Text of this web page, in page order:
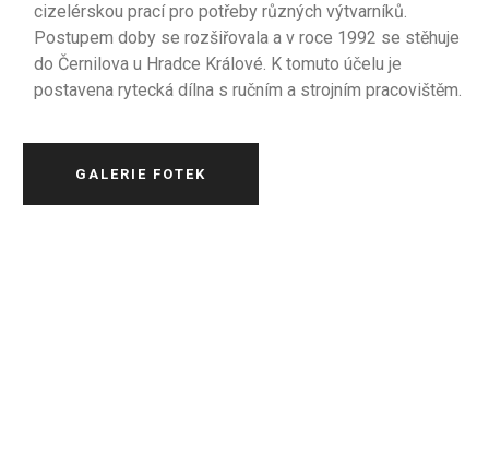
cizelérskou prací pro potřeby různých výtvarníků.
Postupem doby se rozšiřovala a v roce 1992 se stěhuje
do Černilova u Hradce Králové. K tomuto účelu je
postavena rytecká dílna s ručním a strojním pracovištěm.
GALERIE FOTEK